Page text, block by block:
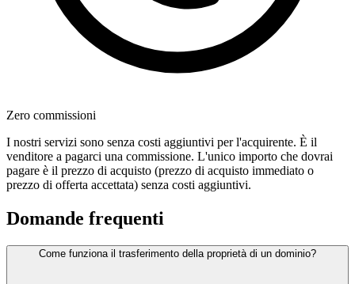
Zero commissioni
I nostri servizi sono senza costi aggiuntivi per l'acquirente. È il
venditore a pagarci una commissione. L'unico importo che dovrai
pagare è il prezzo di acquisto (prezzo di acquisto immediato o
prezzo di offerta accettata) senza costi aggiuntivi.
Domande frequenti
Come funziona il trasferimento della proprietà di un dominio?